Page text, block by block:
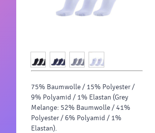
75% Baumwolle / 15% Polyester /
9% Polyamid / 1% Elastan (Grey
Melange: 52% Baumwolle / 41%
Polyester / 6% Polyamid / 1%
Elastan).